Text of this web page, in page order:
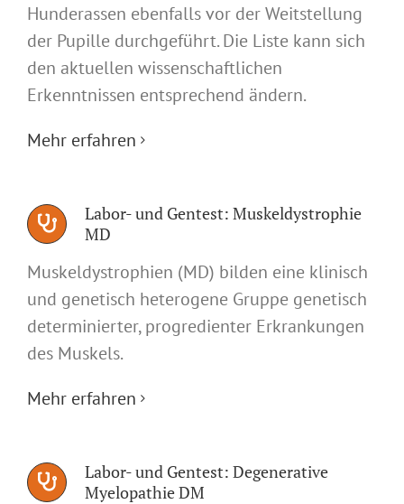
Hunderassen ebenfalls vor der Weitstellung
der Pupille durchgeführt. Die Liste kann sich
den aktuellen wissenschaftlichen
Erkenntnissen entsprechend ändern.
Mehr erfahren
Labor- und Gentest: Muskeldystrophie
MD
Muskeldystrophien (MD) bilden eine klinisch
und genetisch heterogene Gruppe genetisch
determinierter, progredienter Erkrankungen
des Muskels.
Mehr erfahren
Labor- und Gentest: Degenerative
Myelopathie DM